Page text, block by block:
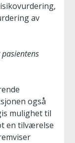
av
også
mulighet til
en tilværelse